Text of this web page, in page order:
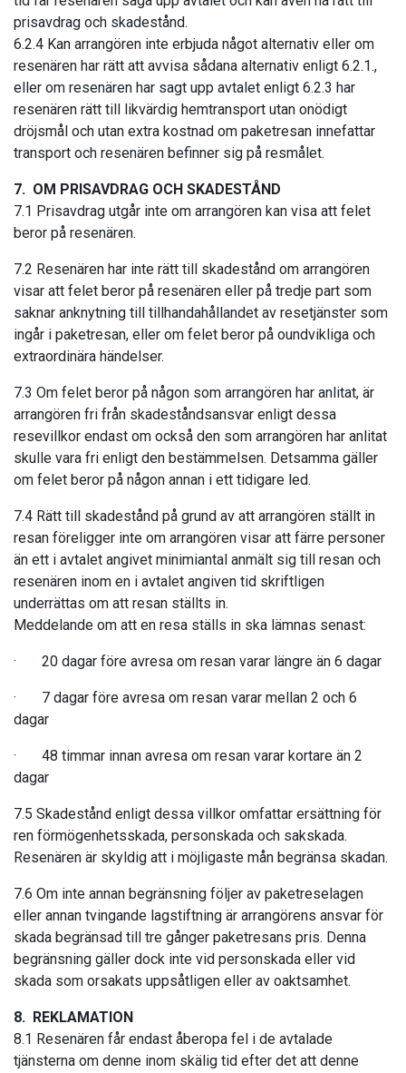
prisavdrag och skadestånd.
6.2.4 Kan arrangören inte erbjuda något alternativ eller om
resenären har rätt att avvisa sådana alternativ enligt 6.2.1.,
eller om resenären har sagt upp avtalet enligt 6.2.3 har
resenären rätt till likvärdig hemtransport utan onödigt
dröjsmål och utan extra kostnad om paketresan innefattar
transport och resenären befinner sig på resmålet.
7. OM PRISAVDRAG OCH SKADESTÅND
7.1 Prisavdrag utgår inte om arrangören kan visa att felet
beror på resenären.
7.2 Resenären har inte rätt till skadestånd om arrangören
visar att felet beror på resenären eller på tredje part som
saknar anknytning till tillhandahållandet av resetjänster som
ingår i paketresan, eller om felet beror på oundvikliga och
extraordinära händelser.
7.3 Om felet beror på någon som arrangören har anlitat, är
arrangören fri från skadeståndsansvar enligt dessa
resevillkor endast om också den som arrangören har anlitat
skulle vara fri enligt den bestämmelsen. Detsamma gäller
om felet beror på någon annan i ett tidigare led.
7.4 Rätt till skadestånd på grund av att arrangören ställt in
resan föreligger inte om arrangören visar att färre personer
än ett i avtalet angivet minimiantal anmält sig till resan och
resenären inom en i avtalet angiven tid skriftligen
underrättas om att resan ställts in.
Meddelande om att en resa ställs in ska lämnas senast:
· 20 dagar före avresa om resan varar längre än 6 dagar
· 7 dagar före avresa om resan varar mellan 2 och 6
dagar
· 48 timmar innan avresa om resan varar kortare än 2
dagar
7.5 Skadestånd enligt dessa villkor omfattar ersättning för
ren förmögenhetsskada, personskada och sakskada.
Resenären är skyldig att i möjligaste mån begränsa skadan.
7.6 Om inte annan begränsning följer av paketreselagen
eller annan tvingande lagstiftning är arrangörens ansvar för
skada begränsad till tre gånger paketresans pris. Denna
begränsning gäller dock inte vid personskada eller vid
skada som orsakats uppsåtligen eller av oaktsamhet.
8. REKLAMATION
8.1 Resenären får endast åberopa fel i de avtalade
tjänsterna om denne inom skälig tid efter det att denne